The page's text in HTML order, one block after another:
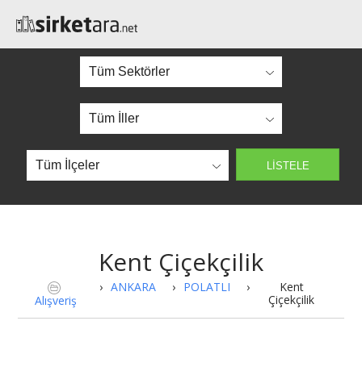
Kent Çiçekçilik
Alışveriş
› ANKARA › POLATLI ›
Kent
Çiçekçilik